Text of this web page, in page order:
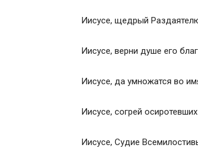
Иисусе, щедрый
Иисусе, верни душе его
Иисусе, да умножатся во
Иисусе, согрей
Иисусе, Судие